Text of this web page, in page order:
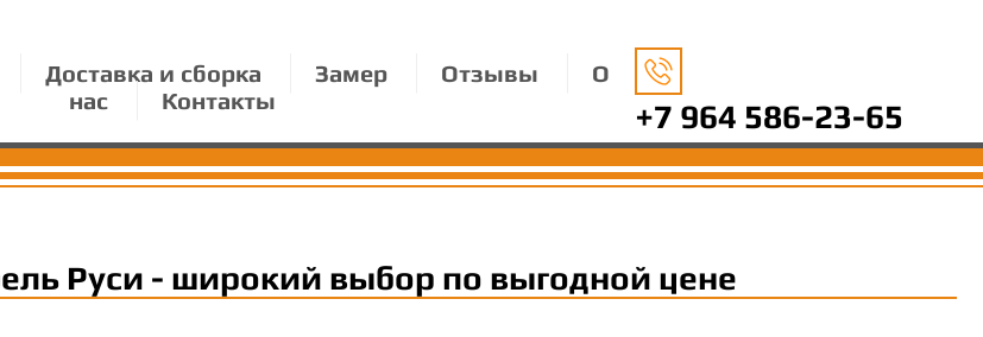
Доставка и сборка Замер Отзывы
О
нас
Контакты +7 964 586-23-65
Руси - широкий выбор по выгодной цене